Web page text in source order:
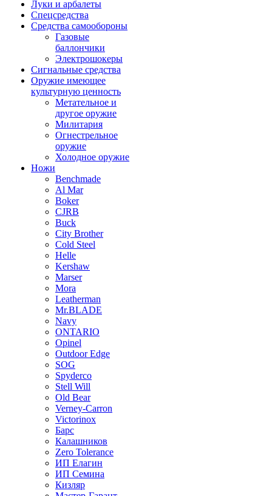
Луки и арбалеты
Спецсредства
Средства самообороны
Газовые
баллончики
Электрошокеры
Сигнальные средства
Оружие имеющее
культурную ценность
Метательное и
другое оружие
Милитария
Огнестрельное
оружие
Холодное оружие
Ножи
Benchmade
Al Mar
Boker
CJRB
Buck
City Brother
Cold Steel
Helle
Kershaw
Marser
Mora
Leatherman
Mr.BLADE
Navy
ONTARIO
Opinel
Outdoor Edge
SOG
Spyderco
Stell Will
Old Bear
Verney-Carron
Victorinox
Барс
Калашников
Zero Tolerance
ИП Елагин
ИП Семина
Кизляр